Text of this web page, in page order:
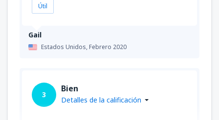
Gail
Estados Unidos,Febrero 2020
Útil
3
Bien
Detalles de la calificación